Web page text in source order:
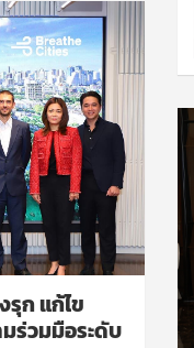
รุก แก้ไข
ร่วมมือระดับ